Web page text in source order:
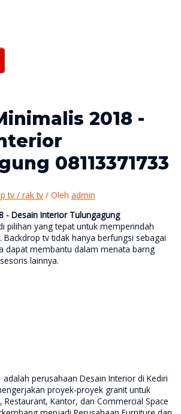
2018 -
08113371733
tv / rak tv / Oleh admin
- Desain Interior Tulungagung
pilihan yang tepat untuk memperindah
tv tidak hanya berfungsi sebagai
dapat membantu dalam menata barng
lainnya.
adalah perusahaan Desain Interior di Kediri
proyek-proyek granit untuk
Restaurant, Kantor, dan Commercial Space